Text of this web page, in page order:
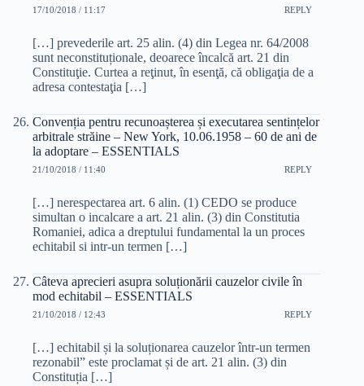
17/10/2018 / 11:17 REPLY
[…] prevederile art. 25 alin. (4) din Legea nr. 64/2008
sunt neconstituționale, deoarece încalcă art. 21 din
Constituţie. Curtea a reţinut, în esenţă, că obligaţia de a
adresa contestaţia […]
Convenția pentru recunoașterea și executarea sentințelor
arbitrale străine – New York, 10.06.1958 – 60 de ani de
la adoptare – ESSENTIALS
21/10/2018 / 11:40 REPLY
[…] nerespectarea art. 6 alin. (1) CEDO se produce
simultan o incalcare a art. 21 alin. (3) din Constitutia
Romaniei, adica a dreptului fundamental la un proces
echitabil si intr‑un termen […]
Câteva aprecieri asupra soluționării cauzelor civile în
mod echitabil – ESSENTIALS
21/10/2018 / 12:43 REPLY
[…] echitabil și la soluționarea cauzelor într-un termen
rezonabil” este proclamat și de art. 21 alin. (3) din
Constituția […]